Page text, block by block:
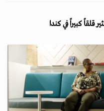
قلقاً كبيراً في كندا